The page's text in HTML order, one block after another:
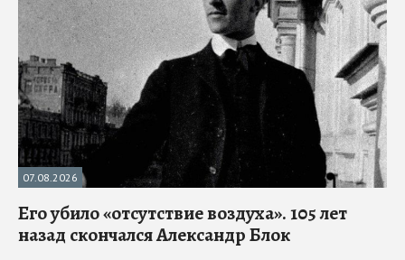
07.08.2026
Его убило «отсутствие воздуха». 105 лет
назад скончался Александр Блок